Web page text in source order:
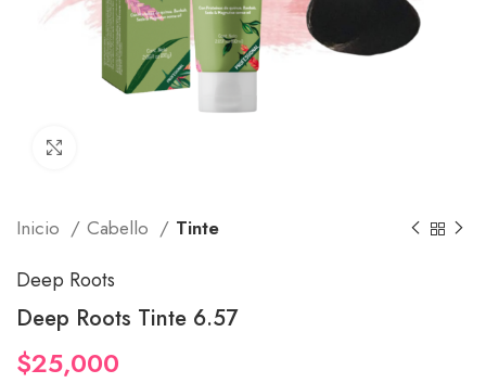
Inicio Cabello Tinte
Deep Roots
Deep Roots Tinte 6.57
$25,000